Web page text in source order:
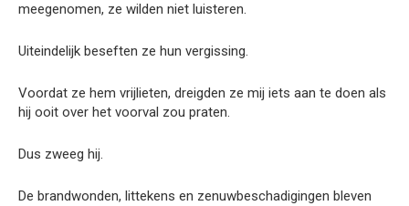
meegenomen, ze wilden niet luisteren.
Uiteindelijk beseften ze hun vergissing.
Voordat ze hem vrijlieten, dreigden ze mij iets aan te doen als
hij ooit over het voorval zou praten.
Dus zweeg hij.
De brandwonden, littekens en zenuwbeschadigingen bleven